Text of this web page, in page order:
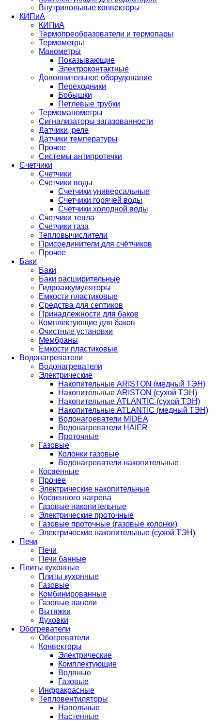
Внутрипольные конвекторы
КИПиА
КИПиА
Термопреобразователи и термопары
Термометры
Манометры
Показывающие
Электроконтактные
Дополнительное оборудование
Переходники
Бобышки
Петлевые трубки
Термоманометры
Сигнализаторы загазованности
Датчики, реле
Датчики температуры
Прочее
Системы антипротечки
Счетчики
Счетчики
Счетчики воды
Счетчики универсальные
Счетчики горячей воды
Счетчики холодной воды
Счетчики тепла
Счетчики газа
Тепловычислители
Присоединители для счётчиков
Прочее
Баки
Баки
Баки расширительные
Гидроаккумуляторы
Емкости пластиковые
Средства для септиков
Принадлежности для баков
Комплектующие для баков
Очистные установки
Мембраны
Ёмкости пластиковые
Водонагреватели
Водонагреватели
Электрические
Накопительные ARISTON (медный ТЭН)
Накопительные ARISTON (сухой ТЭН)
Накопительные ATLANTIC (сухой ТЭН)
Накопительные ATLANTIC (медный ТЭН)
Водонагреватели MIDEA
Водонагреватели HAIER
Проточные
Газовые
Колонки газовые
Водонагреватели накопительные
Косвенные
Прочее
Электрические накопительные
Косвенного нагрева
Газовые накопительные
Электрические проточные
Газовые проточные (газовые колонки)
Электрические накопительные (сухой ТЭН)
Печи
Печи
Печи банные
Плиты кухонные
Плиты кухонные
Газовые
Комбинированные
Газовые панели
Вытяжки
Духовки
Обогреватели
Обогреватели
Конвекторы
Электрические
Комплектующие
Водяные
Газовые
Инфракрасные
Тепловентиляторы
Напольные
Настенные